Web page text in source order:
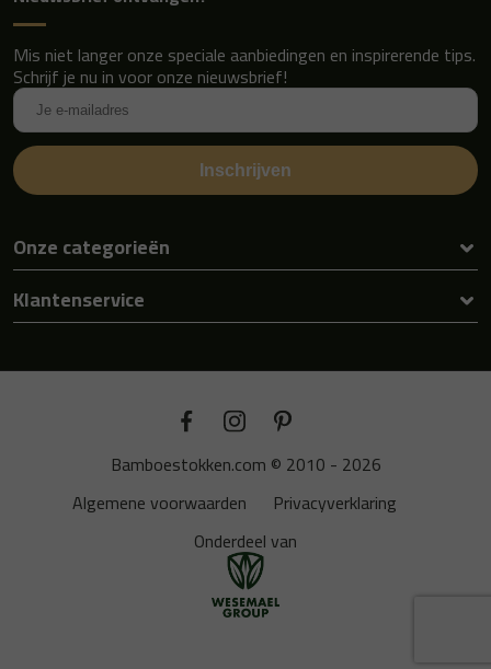
Onze categorieën
Klantenservice
Mis niet langer onze speciale aanbiedingen en inspirerende tips.
Schrijf je nu in voor onze nieuwsbrief!
Bamboestokken.com © 2010 - 2026
Algemene voorwaarden
Privacyverklaring
Onderdeel van